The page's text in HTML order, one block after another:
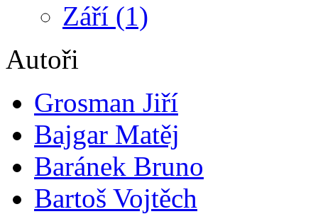
Září (1)
Autoři
Grosman Jiří
Bajgar Matěj
Baránek Bruno
Bartoš Vojtěch